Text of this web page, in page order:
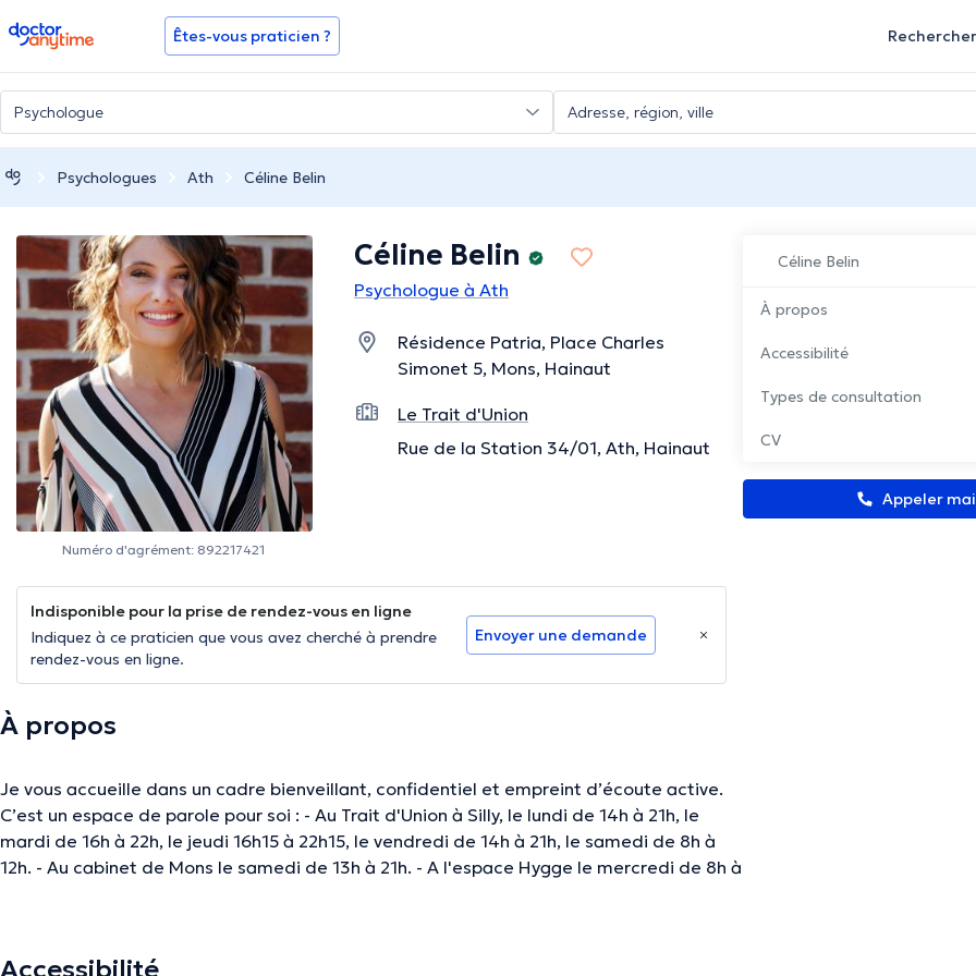
doctoranytime Êtes-vous praticien ? Rechercher
Psychologues Ath Céline Belin
Céline Belin
À propos
Accessibilité
Types de consultation
CV
Appeler
Numéro d'agrément: 892217421
Céline Belin
Psychologue à Ath
Résidence Patria, Place Charles
Simonet 5, Mons, Hainaut
Le Trait d'Union
Rue de la Station 34/01, Ath, Hainaut
Indisponible pour la prise de rendez-vous en ligne
Indiquez à ce praticien que vous avez cherché à prendre
rendez-vous en ligne.
Envoyer une demande
À propos
Je vous accueille dans un cadre bienveillant, confidentiel et empreint d’écoute active.
C’est un espace de parole pour soi : - Au Trait d'Union à Silly, le lundi de 14h à 21h, le
mardi de 16h à 22h, le jeudi 16h15 à 22h15, le vendredi de 14h à 21h, le samedi de 8h à
12h. - Au cabinet de Mons le samedi de 13h à 21h. - A l'espace Hygge le mercredi de 8h à
La description a été éditée par l'équipe de Doctoranytime et se base sur des informations vérifiées.